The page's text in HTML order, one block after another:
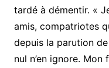
tardé à démentir. «
amis, compatriotes
depuis la parution
nul n’en ignore. Mon